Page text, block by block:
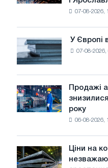
виробили
трамвайних
колій
Москви
і
Ярославля
07-08-2026,
Європі
виживуть
тільки
ЕДП:
PwC
У Європі
07-08-2026,
Продажі
автомобілів
в
липні
з
Продажі
року
06-08-2026,
Ціни
на
Ціни на